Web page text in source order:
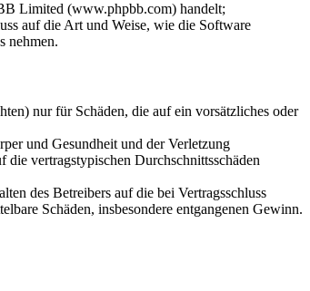
Limited (www.phpbb.com) handelt;
auf die Art und Weise, wie die Software
nehmen.
nur für Schäden, die auf ein vorsätzliches oder
und Gesundheit und der Verletzung
vertragstypischen Durchschnittsschäden
des Betreibers auf die bei Vertragsschluss
Schäden, insbesondere entgangenen Gewinn.